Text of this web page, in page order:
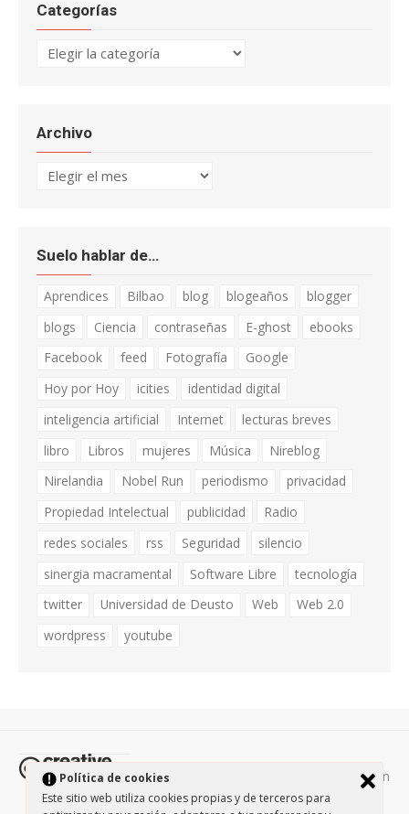
Política de cookies
Este sitio web utiliza cookies propias y de terceros para
Categorías
Categorías
Archivo
Archivo
Suelo hablar de…
Aprendices Bilbao blog blogeaños
blogger
blogs
Ciencia contraseñas E-ghost
ebooks
Facebook
feed Fotografía
Google
Hoy por Hoy
icities
identidad digital
inteligencia artificial
Internet
lecturas breves
libro
Libros mujeres Música
Nireblog
Nirelandia
Nobel Run periodismo
privacidad
Propiedad Intelectual
publicidad
Radio
redes sociales
rss Seguridad
silencio
sinergia macramental
Software Libre
tecnología
twitter
Universidad de Deusto Web
Web 2.0
wordpress
youtube
Todos los contenidos de esta página están
protegidos por la licencia Creative Commons Attribution-